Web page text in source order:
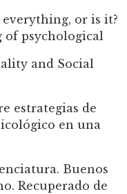
everything, or is it?
of psychological
and Social
estrategias de
en una
Buenos
Recuperado de